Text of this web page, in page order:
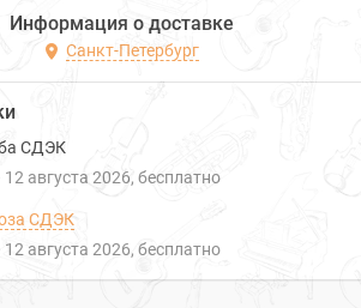
Информация о доставке
Санкт-Петербург
СДЭК
12 августа 2026 Бесплатно
СДЭК
12 августа 2026 Бесплатно